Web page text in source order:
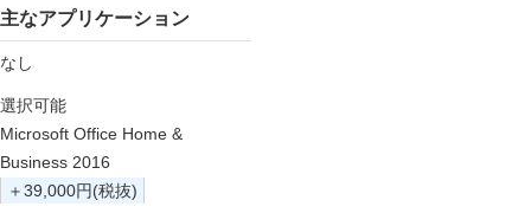
主なアプリケーション
なし
選択可能
Microsoft Office Home &
Business 2016
＋39,000円(税抜)